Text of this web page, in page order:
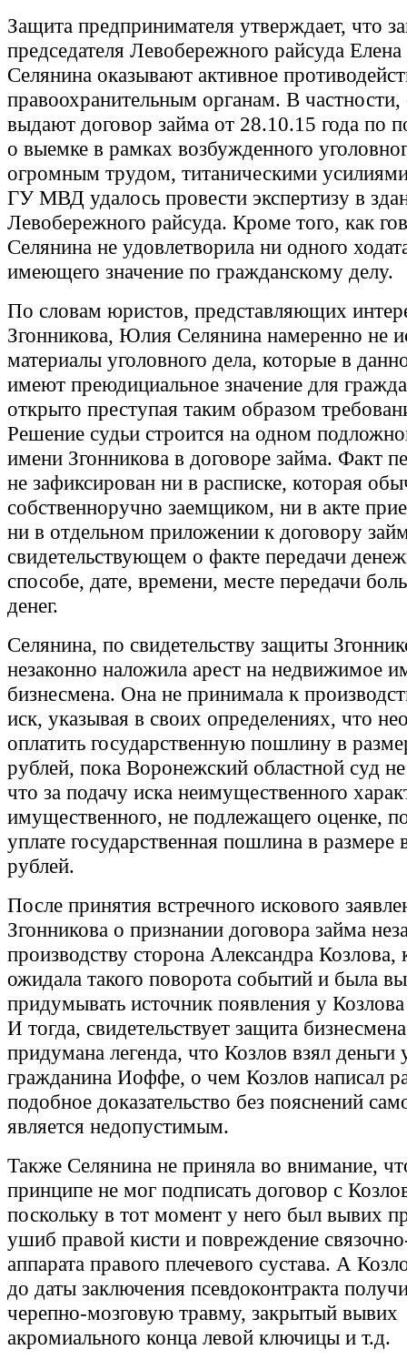
Защита предпринимателя утверждает, что
председателя Левобережного райсуда
Селянина оказывают активное
правоохранительным органам. В частности,
выдают договор займа от 28.10.15 года по
о выемке в рамках возбужденного
огромным трудом, титаническими
ГУ МВД удалось провести экспертизу в
Левобережного райсуда. Кроме того, как
Селянина не удовлетворила ни одного
имеющего значение по гражданскому делу.
По словам юристов, представляющих
Згонникова, Юлия Селянина намеренно не
материалы уголовного дела, которые в
имеют преюдициальное значение для
открыто преступая таким образом
Решение судьи строится на одном
имени Згонникова в договоре займа. Факт
не зафиксирован ни в расписке, которая
собственноручно заемщиком, ни в акте
ни в отдельном приложении к договору
свидетельствующем о факте передачи
способе, дате, времени, месте передачи
денег.
Селянина, по свидетельству защиты
незаконно наложила арест на недвижимое
бизнесмена. Она не принимала к
иск, указывая в своих определениях, что
оплатить государственную пошлину в
рублей, пока Воронежский областной суд
что за подачу иска неимущественного
имущественного, не подлежащего оценке,
уплате государственная пошлина в размере
рублей.
После принятия встречного искового
Згонникова о признании договора займа
производству сторона Александра Козлова,
ожидала такого поворота событий и была
придумывать источник появления у
И тогда, свидетельствует защита
придумана легенда, что Козлов взял деньги
гражданина Иоффе, о чем Козлов написал
подобное доказательство без пояснений
является недопустимым.
Также Селянина не приняла во внимание,
принципе не мог подписать договор с
поскольку в тот момент у него был вывих
ушиб правой кисти и повреждение
аппарата правого плечевого сустава. А
до даты заключения псевдоконтракта
черепно-мозговую травму, закрытый вывих
акромиального конца левой ключицы и т.д.